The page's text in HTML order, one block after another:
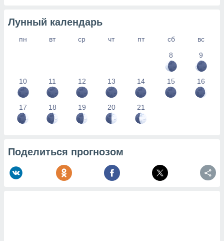
Лунный календарь
пн вт ср чт пт сб
вс
8
9
10 11 12 13 14 15 16
17 18 19 20 21
Поделиться прогнозом